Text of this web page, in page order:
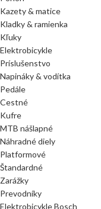
Kazety & matice
Kladky & ramienka
Kľuky
Elektrobicykle
Príslušenstvo
Napináky & vodítka
Pedále
Cestné
Kufre
MTB nášlapné
Náhradné diely
Platformové
Štandardné
Zarážky
Prevodníky
Elektrobicykle Bosch